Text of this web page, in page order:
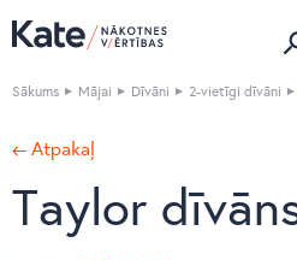
Sākums Mājai Dīvāni 2-vietīgi dīvāni
← Atpakaļ
Taylor